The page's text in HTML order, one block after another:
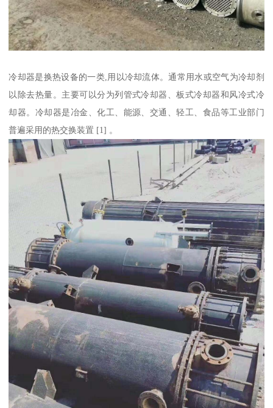
冷却器是换热设备的一类,用以冷却流体。通常用水或空气为冷却剂
以除去热量。主要可以分为列管式冷却器、板式冷却器和风冷式冷
却器。冷却器是冶金、化工、能源、交通、轻工、食品等工业部门
普遍采用的热交换装置 [1] 。